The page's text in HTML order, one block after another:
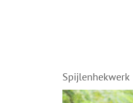
Spijlenhekwerk